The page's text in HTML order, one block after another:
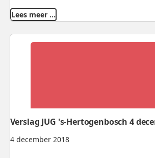
Lees meer …
4 december 2018
Verslag JUG 's-Hertogenbosch 4